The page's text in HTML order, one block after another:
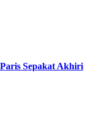
Sepakat Akhiri